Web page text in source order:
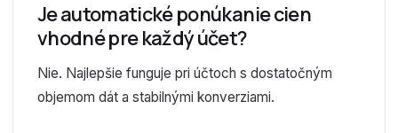
Je automatické ponúkanie cien
vhodné pre každý účet?
Nie. Najlepšie funguje pri účtoch s dostatočným
objemom dát a stabilnými konverziami.